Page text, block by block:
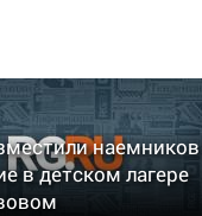
наемников
в детском лагере